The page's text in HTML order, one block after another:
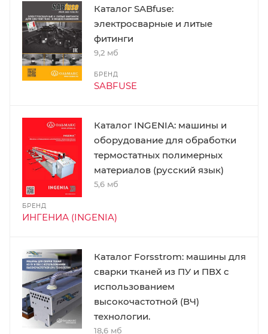
Каталог SABfuse:
электросварные и литые
фитинги
9,2 мб
БРЕНД
SABFUSE
Каталог INGENIA: машины и
оборудование для обработки
термостатных полимерных
материалов (русский язык)
5,6 мб
БРЕНД
ИНГЕНИА (INGENIA)
Каталог Forsstrom: машины для
сварки тканей из ПУ и ПВХ с
использованием
высокочастотной (ВЧ)
технологии.
18,6 мб